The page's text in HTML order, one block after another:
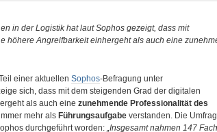
in der Logistik hat laut Sophos gezeigt, dass mit
höhere Angreifbarkeit einhergeht als auch eine
einer aktuellen Sophos-Befragung unter
sich, dass mit dem steigenden Grad der digitalen
als auch eine zunehmende Professionalität des
mehr als Führungsaufgabe verstanden. Die
durchgeführt worden: „Insgesamt nahmen 147